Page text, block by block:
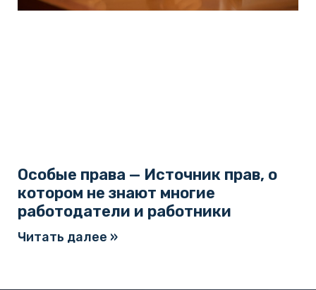
Особые права — Источник прав, о
котором не знают многие
работодатели и работники
Читать далее »